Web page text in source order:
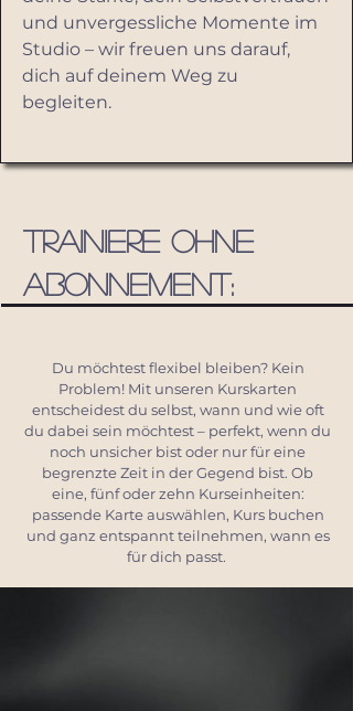
und unvergessliche Momente im
Studio – wir freuen uns darauf,
dich auf deinem Weg zu
begleiten.
Trainiere ohne
Abonnement:
Du möchtest flexibel bleiben? Kein
Problem! Mit unseren Kurskarten
entscheidest du selbst, wann und wie oft
du dabei sein möchtest – perfekt, wenn du
noch unsicher bist oder nur für eine
begrenzte Zeit in der Gegend bist. Ob
eine, fünf oder zehn Kurseinheiten:
passende Karte auswählen, Kurs buchen
und ganz entspannt teilnehmen, wann es
für dich passt.